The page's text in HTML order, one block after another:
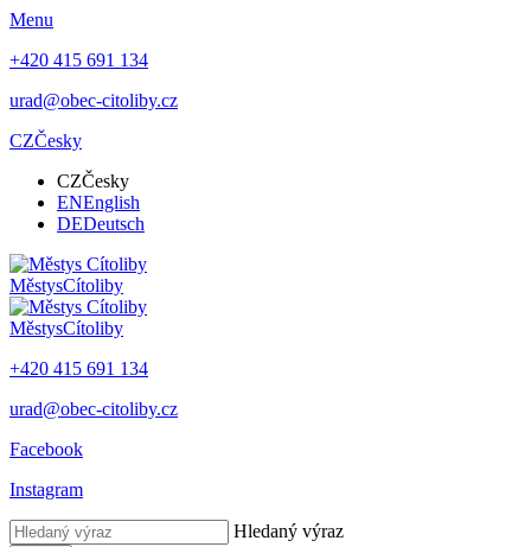
Menu
+420 415 691 134
urad@obec-citoliby.cz
CZČesky
CZČesky
ENEnglish
DEDeutsch
MěstysCítoliby
MěstysCítoliby
+420 415 691 134
urad@obec-citoliby.cz
Facebook
Instagram
Hledaný výraz